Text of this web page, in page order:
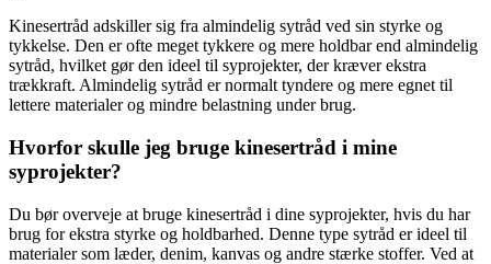
Kinesertråd adskiller sig fra almindelig sytråd ved sin styrke og
tykkelse. Den er ofte meget tykkere og mere holdbar end almindelig
sytråd, hvilket gør den ideel til syprojekter, der kræver ekstra
trækkraft. Almindelig sytråd er normalt tyndere og mere egnet til
lettere materialer og mindre belastning under brug.
Hvorfor skulle jeg bruge kinesertråd i mine
syprojekter?
Du bør overveje at bruge kinesertråd i dine syprojekter, hvis du har
brug for ekstra styrke og holdbarhed. Denne type sytråd er ideel til
materialer som læder, denim, kanvas og andre stærke stoffer. Ved at